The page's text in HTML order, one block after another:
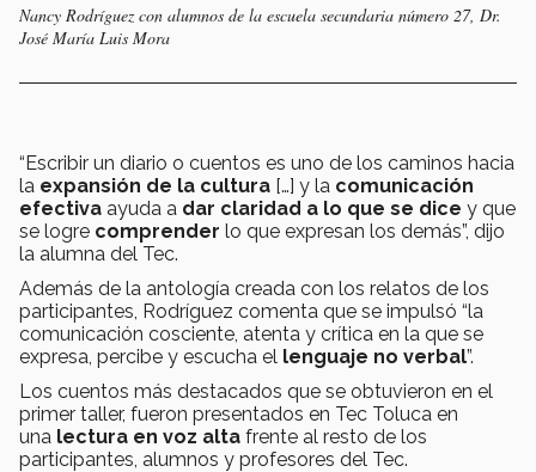
Nancy Rodríguez con alumnos de la escuela secundaria número 27, Dr.
José María Luis Mora
“Escribir un diario o cuentos es uno de los caminos hacia
la expansión de la cultura […] y la comunicación
efectiva ayuda a dar claridad a lo que se dice y que
se logre comprender lo que expresan los demás”, dijo
la alumna del Tec.
Además de la antología creada con los relatos de los
participantes, Rodríguez comenta que se impulsó “la
comunicación cosciente, atenta y crítica en la que se
expresa, percibe y escucha el lenguaje no verbal”.
Los cuentos más destacados que se obtuvieron en el
primer taller, fueron presentados en Tec Toluca en
una lectura en voz alta frente al resto de los
participantes, alumnos y profesores del Tec.